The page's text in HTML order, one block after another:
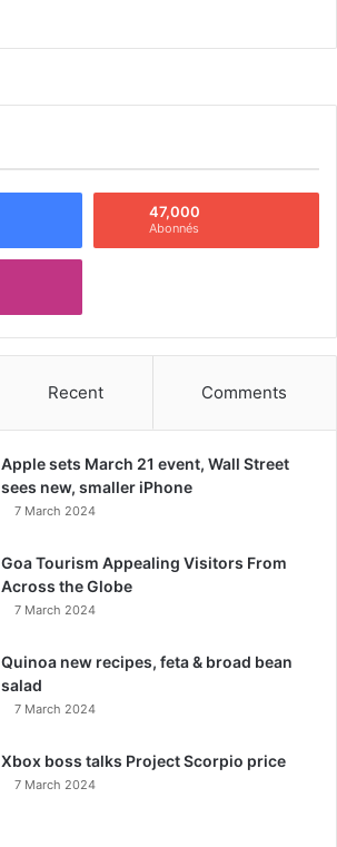
47,000
Abonnés
Recent Comments
Apple sets March 21 event, Wall Street
sees new, smaller iPhone
7 March 2024
Goa Tourism Appealing Visitors From
Across the Globe
7 March 2024
Quinoa new recipes, feta & broad bean
salad
7 March 2024
Xbox boss talks Project Scorpio price
7 March 2024